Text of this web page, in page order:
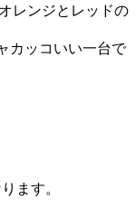
レンジとレッドの
カッコいい一台で
ます。